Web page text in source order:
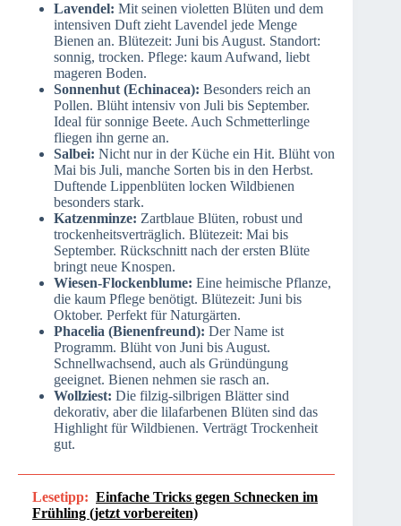
Lavendel: Mit seinen violetten Blüten und dem
intensiven Duft zieht Lavendel jede Menge
Bienen an. Blütezeit: Juni bis August. Standort:
sonnig, trocken. Pflege: kaum Aufwand, liebt
mageren Boden.
Sonnenhut (Echinacea): Besonders reich an
Pollen. Blüht intensiv von Juli bis September.
Ideal für sonnige Beete. Auch Schmetterlinge
fliegen ihn gerne an.
Salbei: Nicht nur in der Küche ein Hit. Blüht von
Mai bis Juli, manche Sorten bis in den Herbst.
Duftende Lippenblüten locken Wildbienen
besonders stark.
Katzenminze: Zartblaue Blüten, robust und
trockenheitsverträglich. Blütezeit: Mai bis
September. Rückschnitt nach der ersten Blüte
bringt neue Knospen.
Wiesen-Flockenblume: Eine heimische Pflanze,
die kaum Pflege benötigt. Blütezeit: Juni bis
Oktober. Perfekt für Naturgärten.
Phacelia (Bienenfreund): Der Name ist
Programm. Blüht von Juni bis August.
Schnellwachsend, auch als Gründüngung
geeignet. Bienen nehmen sie rasch an.
Wollziest: Die filzig-silbrigen Blätter sind
dekorativ, aber die lilafarbenen Blüten sind das
Highlight für Wildbienen. Verträgt Trockenheit
gut.
Lesetipp: Einfache Tricks gegen Schnecken im
Frühling (jetzt vorbereiten)